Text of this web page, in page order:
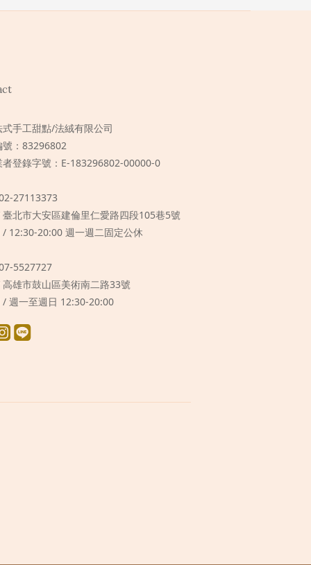
式手工甜點/法絨有限公司
號：83296802
者登錄字號：E-183296802-00000-0
27113373
北市大安區建倫里仁愛路四段105巷5號
/ 12:30-20:00 週一週二固定公休
5527727
雄市鼓山區美術南二路33號
/ 週一至週日 12:30-20:00